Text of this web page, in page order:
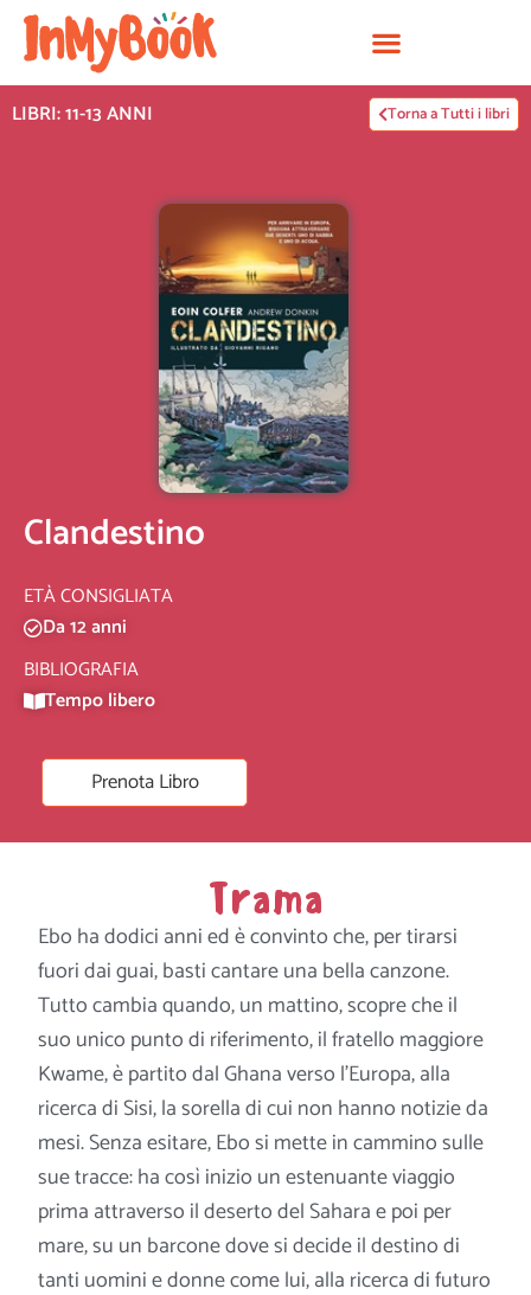
Vai
contenuto
LIBRI: 11-13 ANNI Torna a Tutti i libri
Clandestino
ETÀ CONSIGLIATA
Da 12 anni
BIBLIOGRAFIA
Tempo libero
Prenota Libro
Trama
Ebo ha dodici anni ed è convinto che, per tirarsi
fuori dai guai, basti cantare una bella canzone.
Tutto cambia quando, un mattino, scopre che il
suo unico punto di riferimento, il fratello maggiore
Kwame, è partito dal Ghana verso l’Europa, alla
ricerca di Sisi, la sorella di cui non hanno notizie da
mesi. Senza esitare, Ebo si mette in cammino sulle
sue tracce: ha così inizio un estenuante viaggio
prima attraverso il deserto del Sahara e poi per
mare, su un barconedove si decide il destino di
tanti uomini e donne come lui, alla ricerca di futuro